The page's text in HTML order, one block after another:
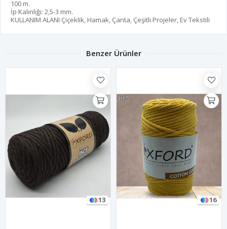
100 m.
İp Kalınlığı: 2,5-3 mm.
KULLANIM ALANI Çiçeklik, Hamak, Çanta, Çeşitli Projeler, Ev Tekstili
Benzer Ürünler
13 16